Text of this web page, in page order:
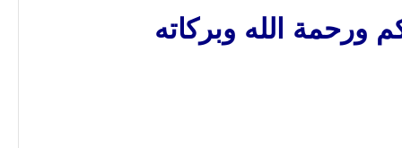
ورحمة الله وبركاته